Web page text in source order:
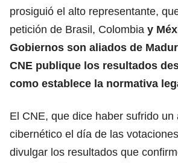
prosiguió el alto representante,
petición de Brasil, Colombia y
Gobiernos son aliados de
CNE publique los resultados
como establece la normativa
El CNE, que dice haber sufrido un
cibernético el día de las
divulgar los resultados que